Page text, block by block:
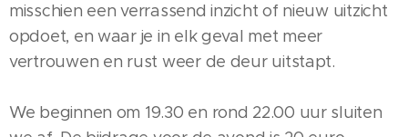
misschien een verrassend inzicht of nieuw uitzicht
opdoet, en waar je in elk geval met meer
vertrouwen en rust weer de deur uitstapt.
We beginnen om 19.30 en rond 22.00 uur sluiten